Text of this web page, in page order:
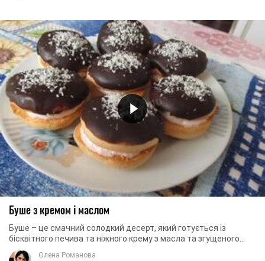
Буше з кремом і маслом
Буше – це смачний солодкий десерт, який готується із
бісквітного печива та ніжного крему з масла та згущеного
молока. На вигляд – це два склеєні ...
Олена Романова